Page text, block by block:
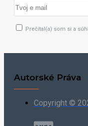
Prečítal(a) som si a
Autorské Práva
Copyright ©